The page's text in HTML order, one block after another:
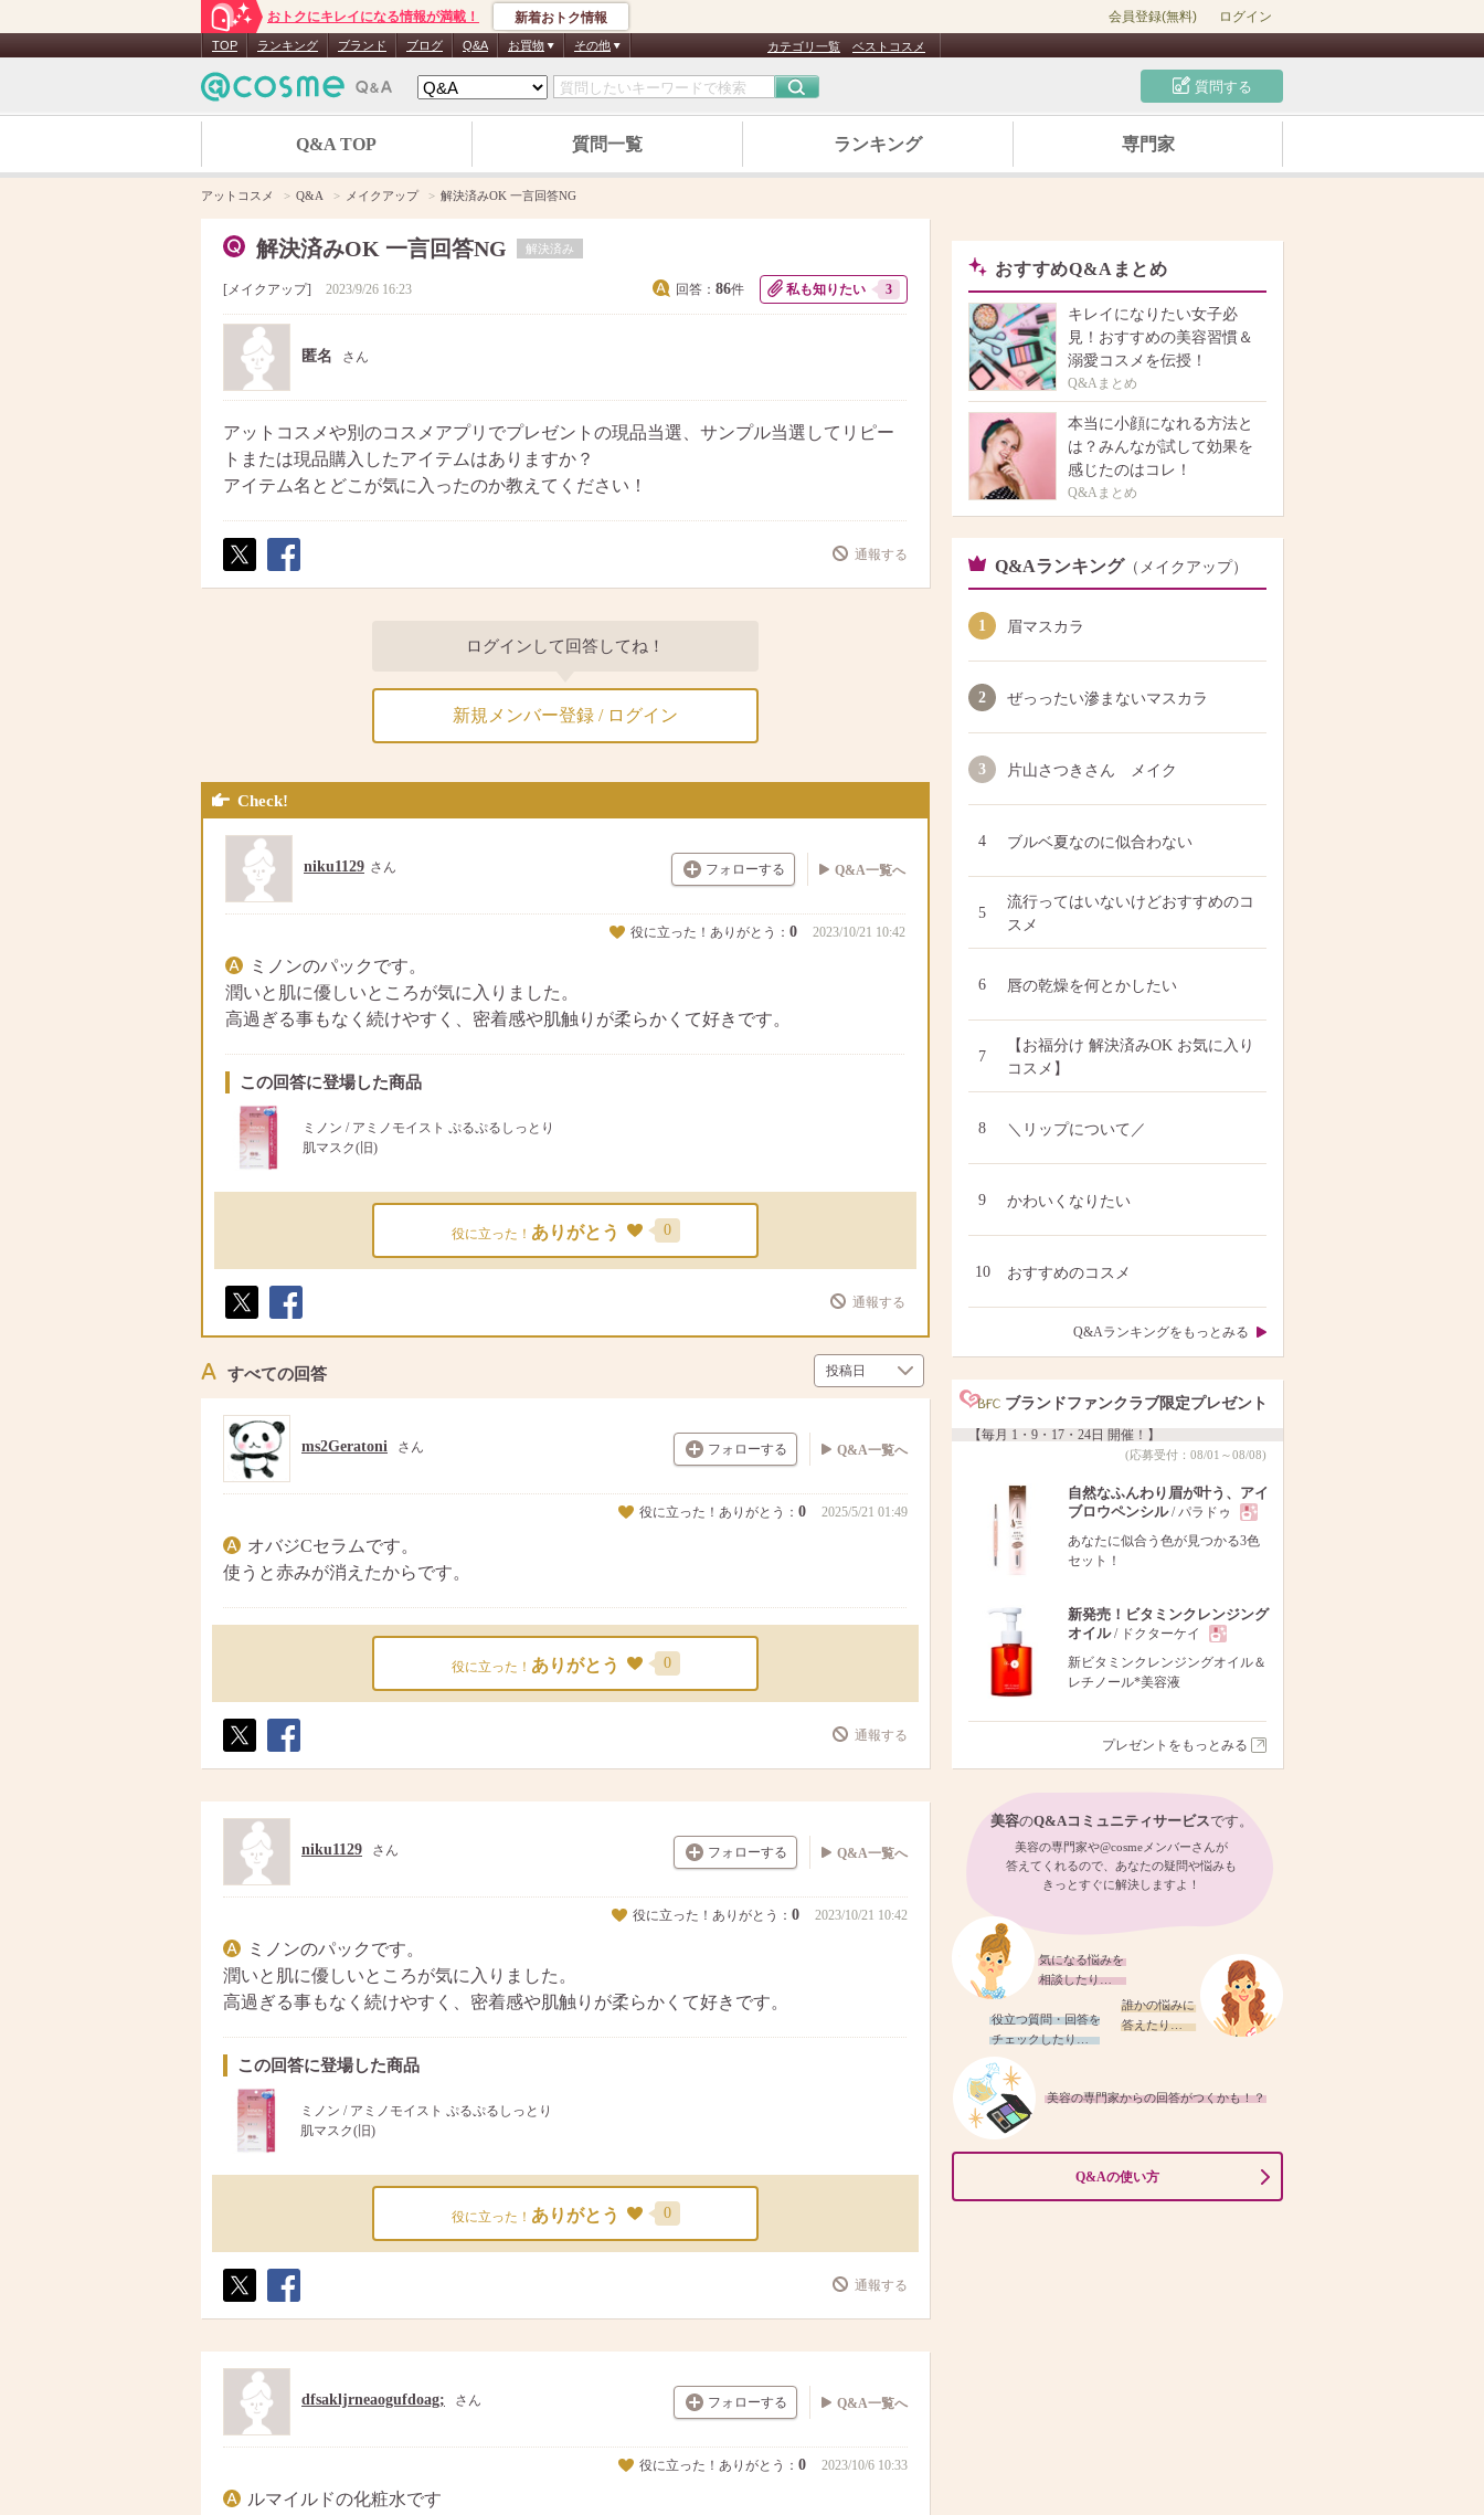
おトクにキレイになる情報が満載！ 新着おトク情報 会員登録(無料) ログイン
TOP ランキング ブランド ブログ Q&A お買物 その他 カテゴリ一覧 ベストコスメ
質問する
Q&A TOP 質問一覧 ランキング 専門家
アットコスメ Q&A メイクアップ 解決済みOK 一言回答NG
解決済みOK 一言回答NG 解決済み
メイクアップ 2023/9/26 16:23 回答： 86件 私も知りたい 3
匿名 さん
アットコスメや別のコスメアプリでプレゼントの現品当選、サンプル当選してリピー
トまたは現品購入したアイテムはありますか？
アイテム名とどこが気に入ったのか教えてください！
ト
ア
通報する
ログインして回答してね！
新規メンバー登録 / ログイン
Check!
フォローする
niku1129 さん Q&A一覧へ
役に立った！ありがとう： 0 2023/10/21 10:42
ミノンのパックです。
潤いと肌に優しいところが気に入りました。
高過ぎる事もなく続けやすく、密着感や肌触りが柔らかくて好きです。
この回答に登場した商品
ミノン / アミノモイスト ぷるぷるしっとり
肌マスク(旧)
役に立った！ ありがとう 0
ト
ア
通報する
すべての回答
フォローする
ms2Geratoni さん Q&A一覧へ
役に立った！ありがとう： 0 2025/5/21 01:49
オバジCセラムです。
使うと赤みが消えたからです。
役に立った！ ありがとう 0
ト
ア
通報する
フォローする
niku1129 さん Q&A一覧へ
役に立った！ありがとう： 0 2023/10/21 10:42
ミノンのパックです。
潤いと肌に優しいところが気に入りました。
高過ぎる事もなく続けやすく、密着感や肌触りが柔らかくて好きです。
この回答に登場した商品
ミノン / アミノモイスト ぷるぷるしっとり
肌マスク(旧)
役に立った！ ありがとう 0
ト
ア
通報する
フォローする
dfsakljrneaogufdoag; さん Q&A一覧へ
役に立った！ありがとう： 0 2023/10/6 10:33
ルマイルドの化粧水です
おすすめQ&Aまとめ
キレイになりたい女子必
見！おすすめの美容習慣＆
溺愛コスメを伝授！
Q&Aまとめ
本当に小顔になれる方法と
は？みんなが試して効果を
感じたのはコレ！
Q&Aまとめ
Q&Aランキング （メイクアップ）
1 眉マスカラ
2 ぜっったい滲まないマスカラ
3 片山さつきさん メイク
4 ブルベ夏なのに似合わない
5
流行ってはいないけどおすすめのコ
スメ
6 唇の乾燥を何とかしたい
7
【お福分け 解決済みOK お気に入り
コスメ】
8 ＼リップについて／
9 かわいくなりたい
10 おすすめのコスメ
Q&Aランキングをもっとみる
ブランドファンクラブ限定プレゼント
【毎月 1・9・17・24日 開催！】
(応募受付：08/01～08/08)
自然なふんわり眉が叶う、アイ
ブロウペンシル/ パラドゥ
現
あなたに似合う色が見つかる3色
セット！
新発売！ビタミンクレンジング
オイル/ ドクターケイ
現
新ビタミンクレンジングオイル＆
レチノール*美容液
プレゼントをもっとみる
美容のQ&Aコミュニティサービスです。
美容の専門家や@cosmeメンバーさんが
答えてくれるので、あなたの疑問や悩みも
きっとすぐに解決しますよ！
気になる悩みを
相談したり…
誰かの悩みに
答えたり…
役立つ質問・回答を
チェックしたり…
美容の専門家からの回答がつくかも！？
Q&Aの使い方